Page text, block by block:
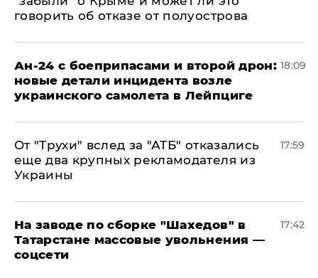
говорить об отказе от полуострова
Ан-24 с боеприпасами и второй дрон:
новые детали инцидента возле
украинского самолета в Лейпциге
18:09
От "Трухи" вслед за "АТБ" отказались
еще два крупных рекламодателя из
Украины
17:59
На заводе по сборке "Шахедов" в
Татарстане массовые увольнения —
соцсети
17:42